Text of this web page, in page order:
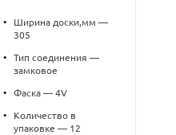
•
Ширина доски,мм —
305
•
Тип соединения —
замковое
• Фаска — 4V
•
Количество в
упаковке — 12